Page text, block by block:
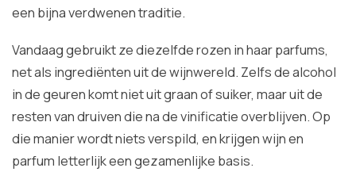
een bijna verdwenen traditie.
Vandaag gebruikt ze diezelfde rozen in haar parfums,
net als ingrediënten uit de wijnwereld. Zelfs de alcohol
in de geuren komt niet uit graan of suiker, maar uit de
resten van druiven die na de vinificatie overblijven. Op
die manier wordt niets verspild, en krijgen wijn en
parfum letterlijk een gezamenlijke basis.